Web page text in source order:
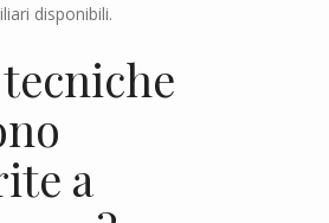
disponibili.
a